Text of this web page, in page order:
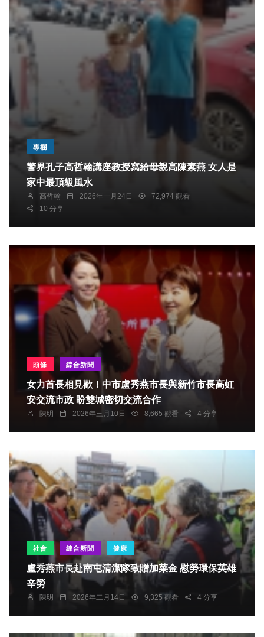
專欄
警界孔子高哲翰講座教授寫給母親高陳素燕 女人是
家中最頂級風水
高哲翰 2026年一月24日
72,974 觀看
10 分享
頭條 綜合新聞
女力首長相見歡！中市盧秀燕市長與新竹市長高虹
安交流市政 盼雙城密切交流合作
陳明 2026年三月10日 8,665 觀看 4 分享
社會 綜合新聞 健康
盧秀燕市長赴南屯清潔隊致贈加菜金 慰勞環保英雄
辛勞
陳明 2026年二月14日 9,325 觀看 4 分享